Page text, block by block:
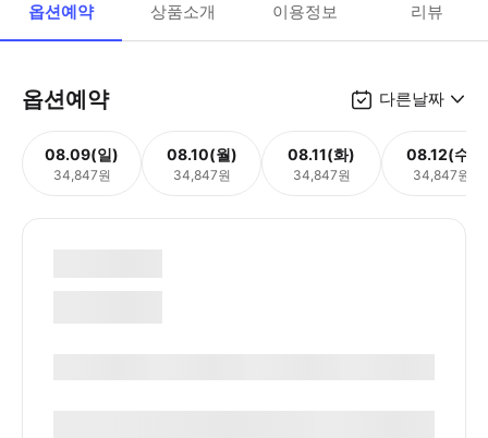
옵션예약 상품소개 이용정보 리뷰
옵션예약 다른날짜
08.09(일)
34,847원
08.10(월)
34,847원
08.11(화)
34,847원
08.12(수)
34,847원